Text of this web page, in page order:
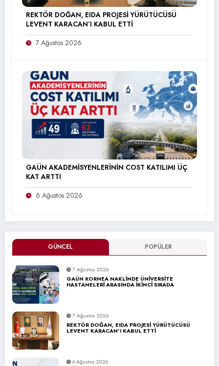
GÜNCEL POPÜLER
7 Ağustos 2026
GAÜN KORNEA NAKLİNDE ÜNİVERSİTE
HASTANELERİ ARASINDA İKİNCİ SIRADA
7 Ağustos 2026
REKTÖR DOĞAN, EIDA PROJESİ YÜRÜTÜCÜSÜ
LEVENT KARACAN’I KABUL ETTİ
6 Ağustos 2026
REKTÖR DOĞAN, EIDA PROJESİ YÜRÜTÜCÜSÜ
LEVENT KARACAN’I KABUL ETTİ
7 Ağustos 2026
GAÜN AKADEMİSYENLERİNİN COST KATILIMI ÜÇ
KAT ARTTI
6 Ağustos 2026